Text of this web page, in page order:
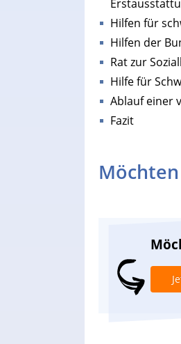
Hilfen für
Hilfen der
Rat zur
Hilfe für
Ablauf einer
Fazit